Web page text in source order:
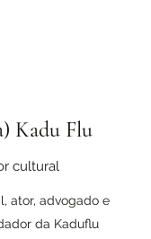
Kadu Flu
cultural
ator, advogado e
da Kaduflu